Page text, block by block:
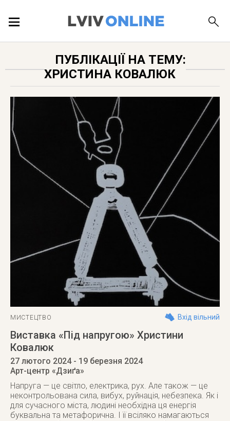
ЛОКАЦІЇ
ДОВІДКА
ПУБЛІКАЦІЇ НА ТЕМУ:
ХРИСТИНА КОВАЛЮК
МИСТЕЦТВО Вхід вільний
Виставка «Під напругою» Христини
Ковалюк
27 лютого 2024- 19 березня 2024
Арт-центр «Дзиґа»
Напруга — це світло, електрика, рух. Але також — це
неконтрольована сила, вибух, руйнація, небезпека. Як і
для сучасного міста, людині необхідна ця енергія
буквальна та метафорична. І її всіляко намагаються